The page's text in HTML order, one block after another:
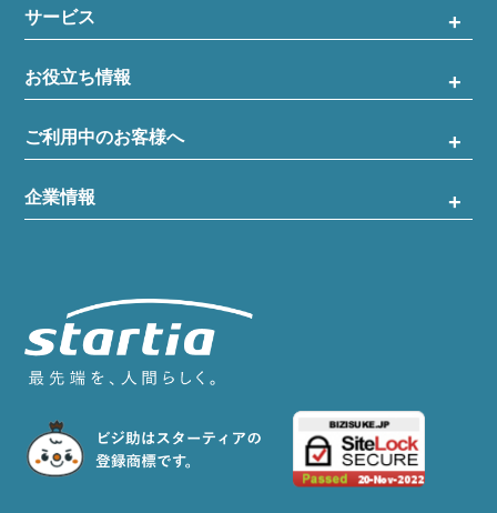
サービス
お役立ち情報
ご利用中のお客様へ
企業情報